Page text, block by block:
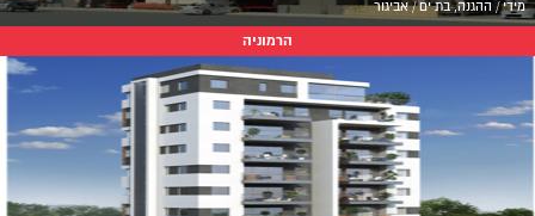
מידי / ההגנה, בת ים / אביגור
הרמוניה